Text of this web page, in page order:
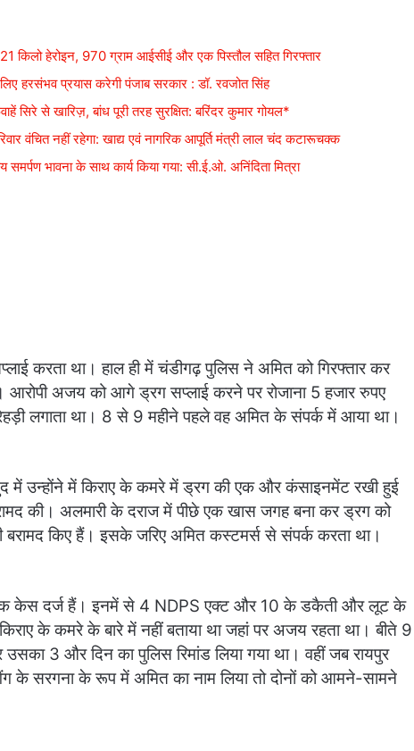
किलो हेरोइन, 970 ग्राम आईसीई और एक पिस्तौल सहित गिरफ्तार
के लिए हरसंभव प्रयास करेगी पंजाब सरकार : डॉ. रवजोत सिंह
सिरे से खारिज़, बांध पूरी तरह सुरक्षित: बरिंदर कुमार गोयल*
वंचित नहीं रहेगा: खाद्य एवं नागरिक आपूर्ति मंत्री लाल चंद कटारूचक्क
भावना के साथ कार्य किया गया: सी.ई.ओ. अनिंदिता मित्रा
करता था। हाल ही में चंडीगढ़ पुलिस ने अमित को गिरफ्तार कर
अजय को आगे ड्रग सप्लाई करने पर रोजाना 5 हजार रुपए
लगाता था। 8 से 9 महीने पहले वह अमित के संपर्क में आया था।
में उन्होंने में किराए के कमरे में ड्रग की एक और कंसाइनमेंट रखी हुई
की। अलमारी के दराज में पीछे एक खास जगह बना कर ड्रग को
बरामद किए हैं। इसके जरिए अमित कस्टमर्स से संपर्क करता था।
केस दर्ज हैं। इनमें से 4 NDPS एक्ट और 10 के डकैती और लूट के
के कमरे के बारे में नहीं बताया था जहां पर अजय रहता था। बीते 9
3 और दिन का पुलिस रिमांड लिया गया था। वहीं जब रायपुर
के सरगना के रूप में अमित का नाम लिया तो दोनों को आमने-सामने